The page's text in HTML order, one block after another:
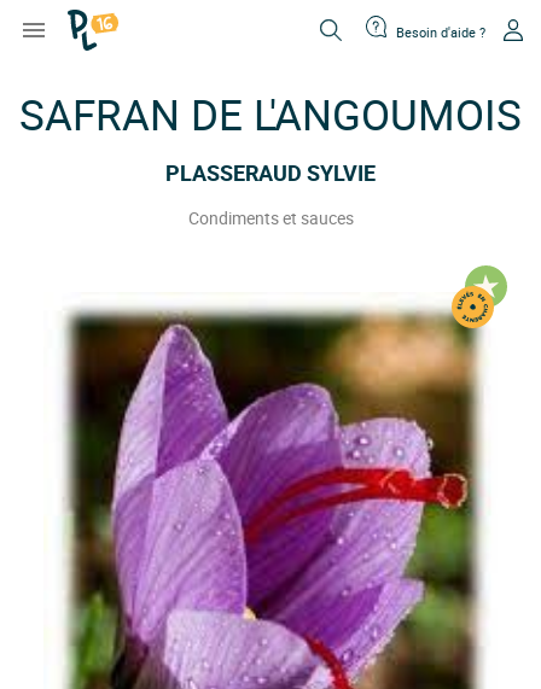
 Besoin d'aide ?
SAFRAN DE L'ANGOUMOIS
PLASSERAUD SYLVIE
Condiments et sauces